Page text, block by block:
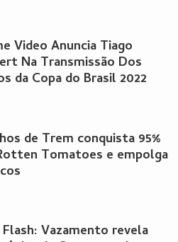
Video Anuncia Tiago
Na Transmissão Dos
da Copa do Brasil 2022
de Trem conquista 95%
Tomatoes e empolga
Vazamento revela